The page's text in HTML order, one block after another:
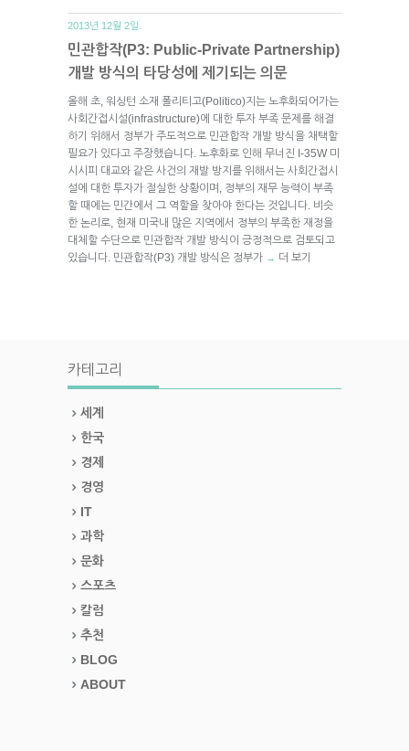
2013년 12월 2일.
민관합작(P3: Public-Private Partnership)
개발 방식의 타당성에 제기되는 의문
올해 초, 워싱턴 소재 폴리티고(Politico)지는 노후화되어가는
사회간접시설(infrastructure)에 대한 투자 부족 문제를 해결
하기 위해서 정부가 주도적으로 민관합작 개발 방식을 채택할
필요가 있다고 주장했습니다. 노후화로 인해 무너진 I-35W 미
시시피 대교와 같은 사건의 재발 방지를 위해서는 사회간접시
설에 대한 투자가 절실한 상황이며, 정부의 재무 능력이 부족
할 때에는 민간에서 그 역할을 찾아야 한다는 것입니다. 비슷
한 논리로, 현재 미국내 많은 지역에서 정부의 부족한 재정을
대체할 수단으로 민관합작 개발 방식이 긍정적으로 검토되고
있습니다. 민관합작(P3) 개발 방식은 정부가 → 더 보기
카테고리
세계
한국
경제
경영
IT
과학
문화
스포츠
칼럼
추천
BLOG
ABOUT